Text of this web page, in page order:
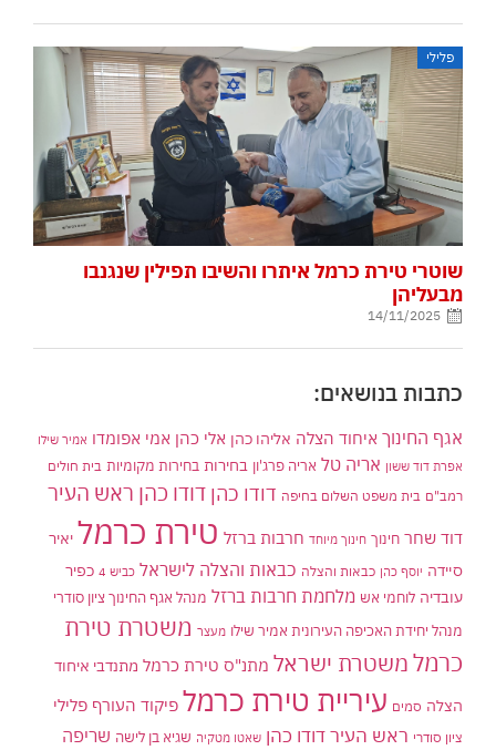
פלילי
שוטרי טירת כרמל איתרו והשיבו תפילין שנגנבו
מבעליהן
14/11/2025
כתבות בנושאים:
אגף החינוך איחוד הצלה אליהו כהן אלי כהן אמי אפומדו אמיר שילו
אפרת דוד ששון אריה טל אריה פרג'ון בחירות בחירות מקומיות בית חולים
רמב"ם בית משפט השלום בחיפה דודו כהן דודו כהן ראש העיר
דוד שחר חינוך חינוך מיוחד חרבות ברזל טירת כרמל יאיר
סיידה יוסף כהן כבאות והצלה כבאות והצלה לישראל כביש 4
כפיר
עובדיה לוחמי אש מלחמת חרבות ברזל מנהל אגף החינוך ציון סודרי
מנהל יחידת האכיפה העירונית אמיר שילו מעצר משטרת טירת
כרמלמשטרת ישראל מתנ"ס טירת כרמל מתנדבי איחוד
הצלה סמים עיריית טירת כרמל פיקוד העורף פלילי
ציון סודרי ראש העיר דודו כהן שאטו מטקיה שגיא בן לישה שריפה